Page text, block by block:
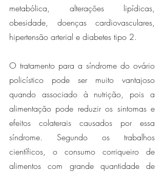
metabólica, alterações lipídicas,
obesidade, doenças cardiovasculares,
hipertensão arterial e diabetes tipo 2.
O tratamento para a síndrome do ovário
policístico pode ser muito vantajoso
quando associado à nutrição, pois a
alimentação pode reduzir os sintomas e
efeitos colaterais causados por essa
síndrome. Segundo os trabalhos
científicos, o consumo corriqueiro de
alimentos com grande quantidade de